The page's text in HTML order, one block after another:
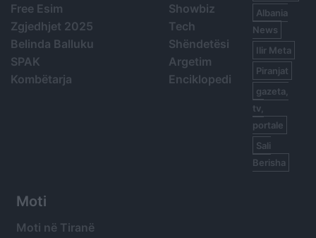
Free Esim
Zgjedhjet 2025
Belinda Balluku
SPAK
Kombëtarja
Showbiz
Tech
Shëndetësi
Argetim
Enciklopedi
Albania
News
Ilir Meta
Piranjat
gazeta,
tv,
portale
Sali
Berisha
Moti
Moti në Tiranë